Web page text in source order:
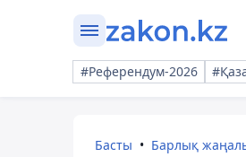
#Референдум-2026
Басты Барлық